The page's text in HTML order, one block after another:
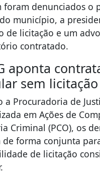
foram denunciados o
município, a
de licitação e um
contratado.
aponta
sem licitação
a Procuradoria de
em Ações de
Criminal (PCO), os
de forma conjunta
de licitação